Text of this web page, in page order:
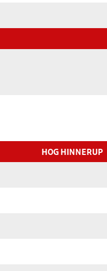
HOG HINNERUP